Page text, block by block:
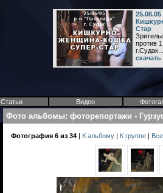
Стар
против
г.Судак...
Статьи Видео
Фото альбомы: фоторепортажи -
Фотография 6 из 34 | К альбому | К группе |